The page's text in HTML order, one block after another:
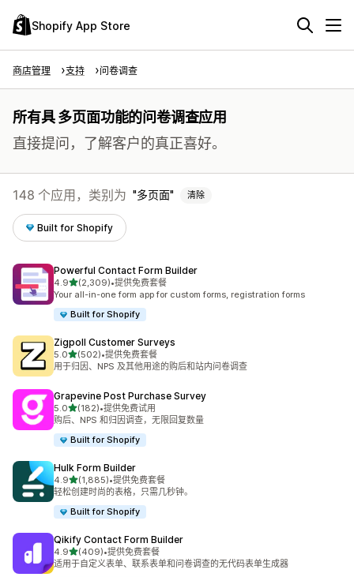
Shopify App Store
商店管理 支持 问卷调查
所有具 多页面功能的问卷调查应用
直接提问，了解客户的真正喜好。
148 个应用，类别为 多页面 清除
Built for Shopify
Powerful Contact Form Builder
4.9星（满分 5 星）
(2,309)
总共 2309 条评论
•提供免费套餐
Your all-in-one form app for custom forms, registration forms
Built for Shopify
Zigpoll Customer Surveys
5.0星（满分 5 星）
(502)
总共 502 条评论
•提供免费套餐
用于归因、NPS 及其他用途的购后和站内问卷调查
Grapevine Post Purchase Survey
5.0星（满分 5 星）
(182)
总共 182 条评论
•提供免费试用
购后、NPS 和归因调查，无限回复数量
Built for Shopify
Hulk Form Builder
4.9星（满分 5 星）
(1,885)
总共 1885 条评论
•提供免费套餐
轻松创建时尚的表格，只需几秒钟。
Built for Shopify
Qikify Contact Form Builder
4.9星（满分 5 星）
(409)
总共 409 条评论
•提供免费套餐
适用于自定义表单、联系表单和问卷调查的无代码表单生成器